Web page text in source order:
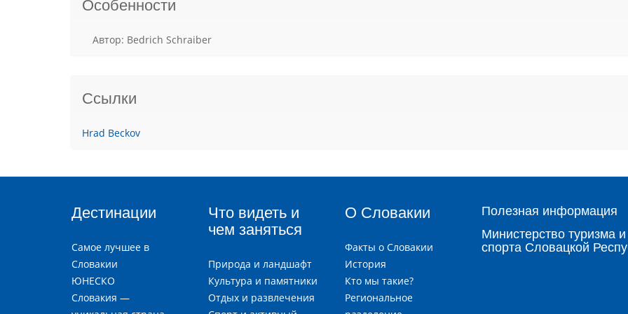
Особенности
Aвтор: Bedrich Schraiber
Ссылки
Hrad Beckov
Дестинации
Самое лучшее в
Словакии
ЮНЕСКО
Словакия —
Что видеть и
чем заняться
Природа и ландшафт
Культура и памятники
Отдых и развлечения
О Словакии
Факты о Словакии
История
Кто мы такие?
Региональное
Полезная информация
Министерство туризма и
спорта Словацкой